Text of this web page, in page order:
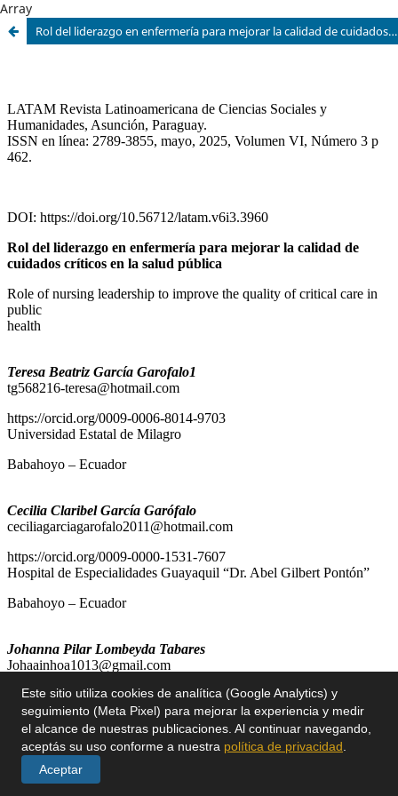
Array
Rol del liderazgo en enfermería para mejorar la calidad de cuidados críticos en la salud pública
Este sitio utiliza cookies de analítica (Google Analytics) y
seguimiento (Meta Pixel) para mejorar la experiencia y medir
el alcance de nuestras publicaciones. Al continuar navegando,
aceptás su uso conforme a nuestra política de privacidad
Aceptar